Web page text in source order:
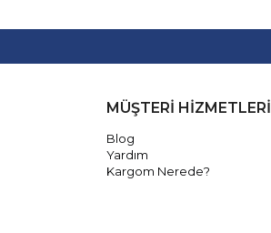
MÜŞTERİ HİZMETLERİ
Blog
Yardım
Kargom Nerede?